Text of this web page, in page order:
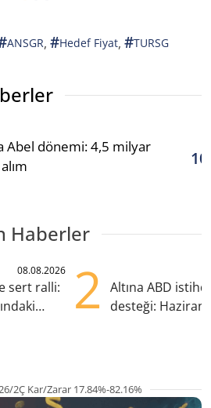
ANSGR, #Hedef Fiyat, #TURSG
Abel dönemi: 4,5 milyar
Haberler
08.08.2026
sert ralli:
2
Altına ABD
desteği:
2Ç Kar/Zarar 17.84%-82.16%